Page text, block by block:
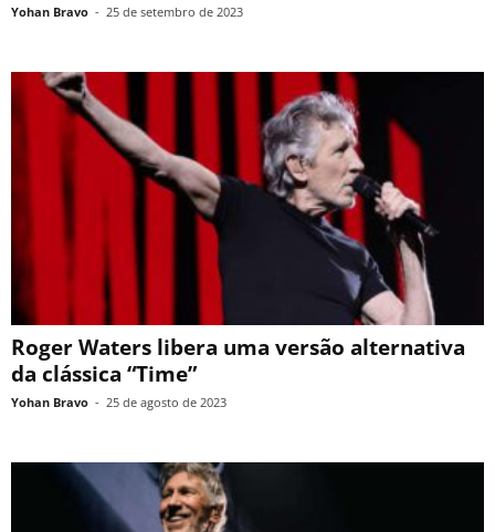
Yohan Bravo - 25 de setembro de 2023
Roger Waters libera uma versão alternativa
da clássica “Time”
Yohan Bravo - 25 de agosto de 2023